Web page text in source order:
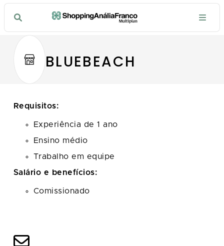
BLUEBEACH
Requisitos:
Experiência de 1 ano
Ensino médio
Trabalho em equipe
Salário e benefícios:
Comissionado